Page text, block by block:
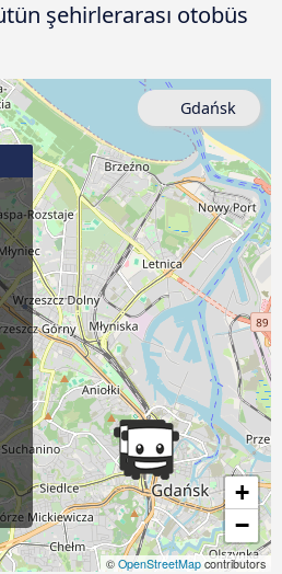
şehirlerarası otobüs
+
−
© OpenStreetMap contributors
Gdańsk